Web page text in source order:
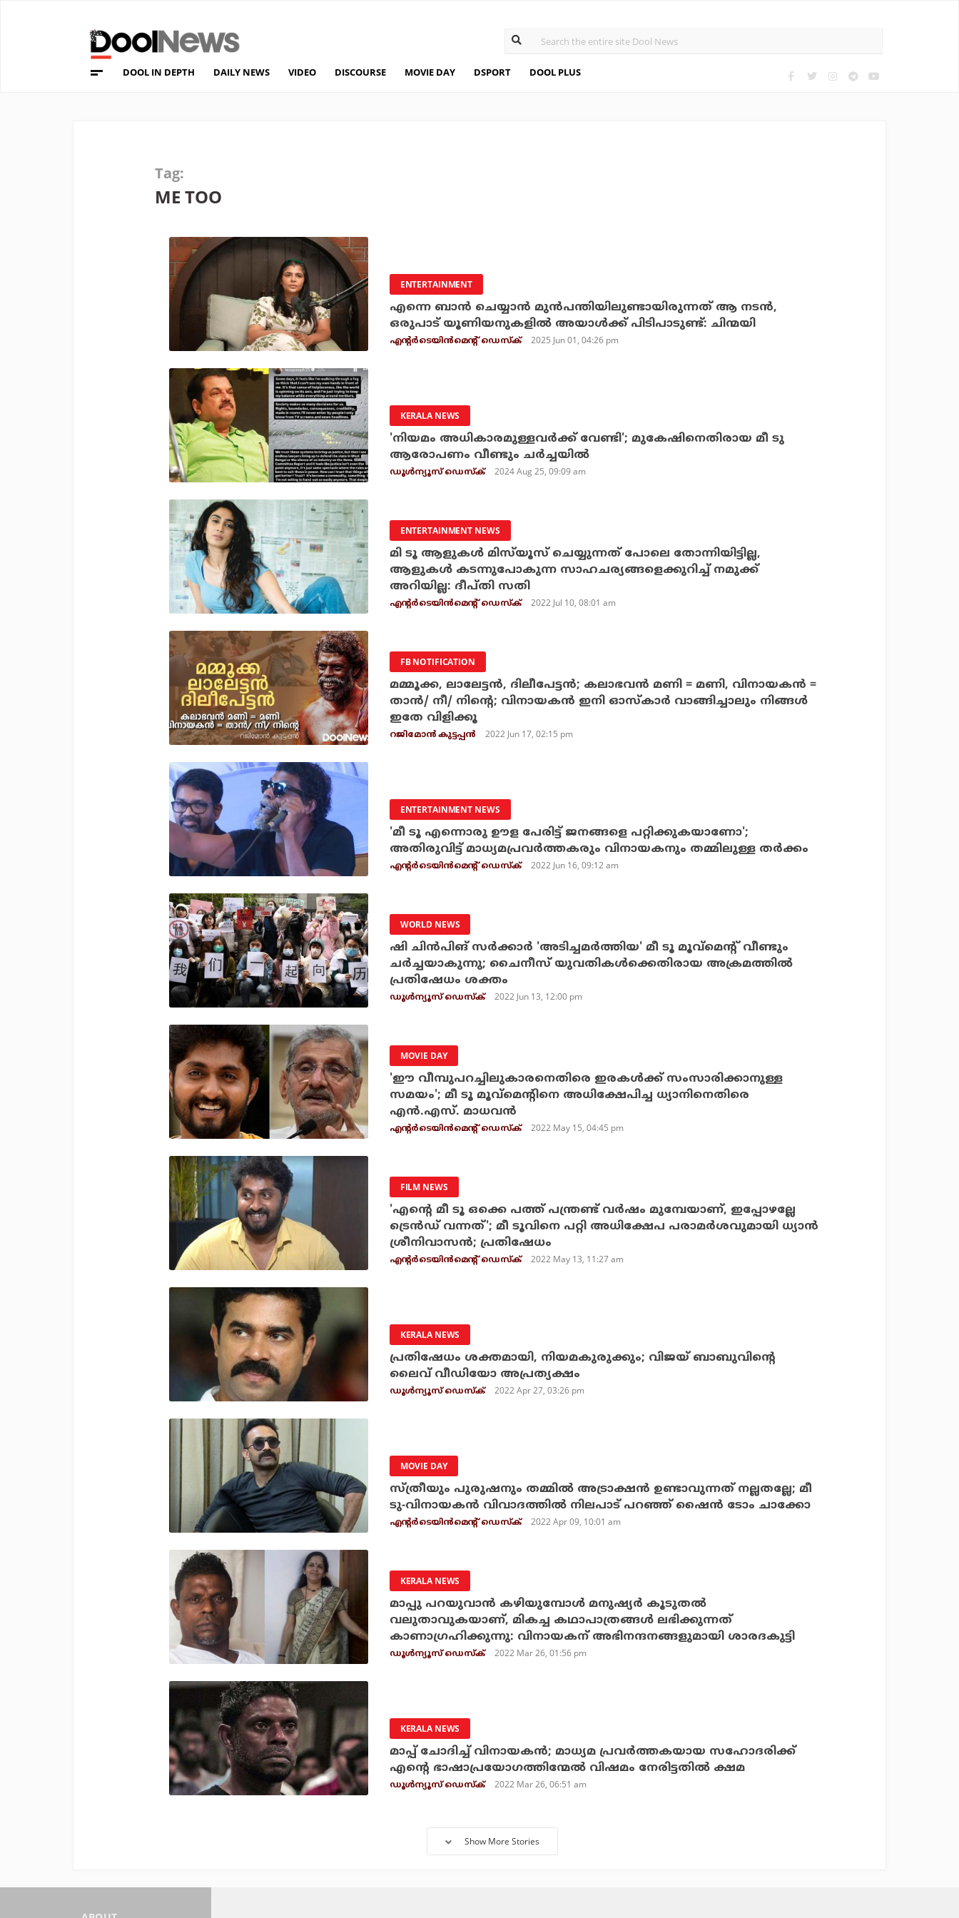
DOOL IN DEPTH DAILY NEWS VIDEO DISCOURSE MOVIE DAY DSPORT DOOL PLUS
Tag:
ME TOO
ENTERTAINMENT
എന്നെ ബാന്‍ ചെയ്യാന്‍ മുന്‍പന്തിയിലുണ്ടായിരുന്നത് ആ നടന്‍,
ഒരുപാട് യൂണിയനുകളില്‍ അയാള്‍ക്ക് പിടിപാടുണ്ട്: ചിന്മയി
എന്റര്‍ടെയിന്‍മെന്റ് ഡെസ്‌ക് 2025 Jun 01, 04:26 pm
KERALA NEWS
'നിയമം അധികാരമുള്ളവര്‍ക്ക് വേണ്ടി'; മുകേഷിനെതിരായ മീ ടു
ആരോപണം വീണ്ടും ചര്‍ച്ചയില്‍
ഡൂള്‍ന്യൂസ് ഡെസ്‌ക് 2024 Aug 25, 09:09 am
ENTERTAINMENT NEWS
മി ടൂ ആളുകള്‍ മിസ്‌യൂസ് ചെയ്യുന്നത് പോലെ തോന്നിയിട്ടില്ല,
ആളുകള്‍ കടന്നുപോകുന്ന സാഹചര്യങ്ങളെക്കുറിച്ച് നമുക്ക്
അറിയില്ല: ദീപ്തി സതി
എന്റര്‍ടെയിന്‍മെന്റ് ഡെസ്‌ക് 2022 Jul 10, 08:01 am
FB NOTIFICATION
മമ്മൂക്ക, ലാലേട്ടന്‍, ദിലീപേട്ടന്‍; കലാഭവന്‍ മണി = മണി, വിനായകന്‍ =
താന്‍/ നീ/ നിന്റെ; വിനായകന്‍ ഇനി ഓസ്‌കാര്‍ വാങ്ങിച്ചാലും നിങ്ങള്‍
ഇതേ വിളിക്കൂ
റജിമോന്‍ കുട്ടപ്പന്‍ 2022 Jun 17, 02:15 pm
ENTERTAINMENT NEWS
'മീ ടൂ എന്നൊരു ഊള പേരിട്ട് ജനങ്ങളെ പറ്റിക്കുകയാണോ';
അതിരുവിട്ട് മാധ്യമപ്രവര്‍ത്തകരും വിനായകനും തമ്മിലുള്ള തര്‍ക്കം
എന്റര്‍ടെയിന്‍മെന്റ് ഡെസ്‌ക് 2022 Jun 16, 09:12 am
WORLD NEWS
ഷി ചിന്‍പിങ് സര്‍ക്കാര്‍ 'അടിച്ചമര്‍ത്തിയ' മീ ടൂ മൂവ്‌മെന്റ് വീണ്ടും
ചര്‍ച്ചയാകുന്നു; ചൈനീസ് യുവതികള്‍ക്കെതിരായ അക്രമത്തില്‍
പ്രതിഷേധം ശക്തം
ഡൂള്‍ന്യൂസ് ഡെസ്‌ക് 2022 Jun 13, 12:00 pm
MOVIE DAY
'ഈ വീമ്പുപറച്ചിലുകാരനെതിരെ ഇരകള്‍ക്ക് സംസാരിക്കാനുള്ള
സമയം'; മീ ടൂ മൂവ്‌മെന്റിനെ അധിക്ഷേപിച്ച ധ്യാനിനെതിരെ
എന്‍.എസ്. മാധവന്‍
എന്റര്‍ടെയിന്‍മെന്റ് ഡെസ്‌ക് 2022 May 15, 04:45 pm
FILM NEWS
'എന്റെ മീ ടൂ ഒക്കെ പത്ത് പന്ത്രണ്ട് വര്‍ഷം മുമ്പേയാണ്, ഇപ്പോഴല്ലേ
ട്രെന്‍ഡ് വന്നത്'; മീ ടൂവിനെ പറ്റി അധിക്ഷേപ പരാമര്‍ശവുമായി ധ്യാന്‍
ശ്രീനിവാസന്‍; പ്രതിഷേധം
എന്റര്‍ടെയിന്‍മെന്റ് ഡെസ്‌ക് 2022 May 13, 11:27 am
KERALA NEWS
പ്രതിഷേധം ശക്തമായി, നിയമകുരുക്കും; വിജയ് ബാബുവിന്റെ
ലൈവ് വീഡിയോ അപ്രത്യക്ഷം
ഡൂള്‍ന്യൂസ് ഡെസ്‌ക് 2022 Apr 27, 03:26 pm
MOVIE DAY
സ്ത്രീയും പുരുഷനും തമ്മില്‍ അട്രാക്ഷന്‍ ഉണ്ടാവുന്നത് നല്ലതല്ലേ; മീ
ടു-വിനായകന്‍ വിവാദത്തില്‍ നിലപാട് പറഞ്ഞ് ഷൈന്‍ ടോം ചാക്കോ
എന്റര്‍ടെയിന്‍മെന്റ് ഡെസ്‌ക് 2022 Apr 09, 10:01 am
KERALA NEWS
മാപ്പു പറയുവാന്‍ കഴിയുമ്പോള്‍ മനുഷ്യര്‍ കൂടുതല്‍
വലുതാവുകയാണ്, മികച്ച കഥാപാത്രങ്ങള്‍ ലഭിക്കുന്നത്
കാണാഗ്രഹിക്കുന്നു: വിനായകന് അഭിനന്ദനങ്ങളുമായി ശാരദകുട്ടി
ഡൂള്‍ന്യൂസ് ഡെസ്‌ക് 2022 Mar 26, 01:56 pm
KERALA NEWS
മാപ്പ് ചോദിച്ച് വിനായകന്‍; മാധ്യമ പ്രവര്‍ത്തകയായ സഹോദരിക്ക്
എന്റെ ഭാഷാപ്രയോഗത്തിന്മേല്‍ വിഷമം നേരിട്ടതില്‍ ക്ഷമ
ഡൂള്‍ന്യൂസ് ഡെസ്‌ക് 2022 Mar 26, 06:51 am
Show More Stories